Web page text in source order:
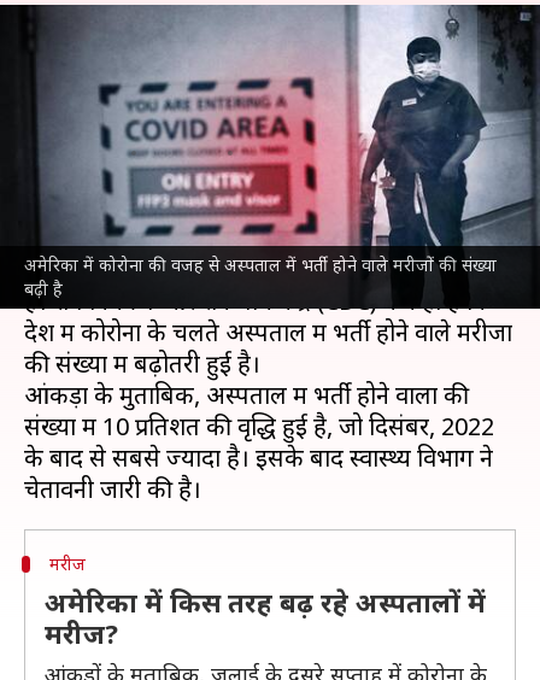
अमेरिका में कोरोना की वजह से अस्पताल में भर्ती होने वाले मरीजों की संख्या
बढ़ी है
अमेरिका में कोरोना: अस्पताल में
भर्ती होने वाले मरीज बढ़े, स्वास्थ्य
विभाग ने जारी की चेतावनी
आबिद खान Jul 31, 2023 11:09 am
अमेरिकामेंकोरोना वायरसने एक बार फिर चिंताएं बढ़ा दी
हैं। रोग नियंत्रण और रोकथाम केंद्र (CDC) ने कहा है कि
देश में कोरोना के चलते अस्पताल में भर्ती होने वाले मरीजों
की संख्या में बढ़ोतरी हुई है।
आंकड़ों के मुताबिक, अस्पताल में भर्ती होने वालों की
संख्या में 10 प्रतिशत की वृद्धि हुई है, जो दिसंबर, 2022
के बाद से सबसे ज्यादा है। इसके बाद स्वास्थ्य विभाग ने
मरीज
अमेरिका में किस तरह बढ़ रहे अस्पतालों में
मरीज?
आंकड़ों के मुताबिक, जुलाई के दूसरे सप्ताह में कोरोना के